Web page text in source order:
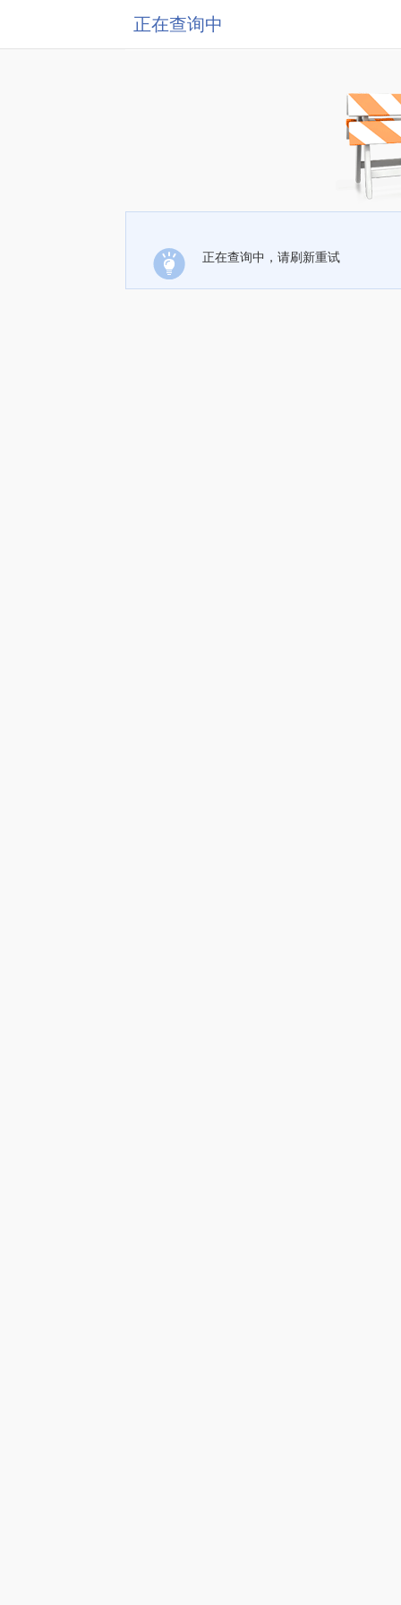
正在查询中
正在查询中，请刷新重试